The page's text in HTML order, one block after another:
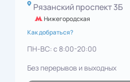
Рязанский проспект 3Б
Нижегородская
Как добраться?
ПН-ВС: с 8:00-20:00
Без перерывов и выходных